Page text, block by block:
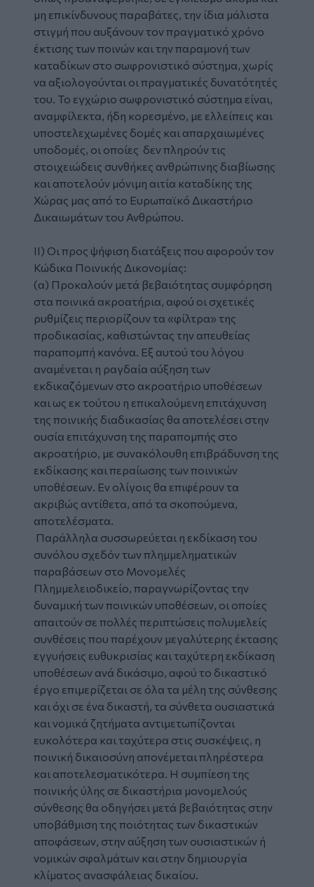
μη επικίνδυνους παραβάτες, την ίδια μάλιστα
στιγμή που αυξάνουν τον πραγματικό χρόνο
έκτισης των ποινών και την παραμονή των
καταδίκων στο σωφρονιστικό σύστημα, χωρίς
να αξιολογούνται οι πραγματικές δυνατότητές
του. Το εγχώριο σωφρονιστικό σύστημα είναι,
αναμφίλεκτα, ήδη κορεσμένο, με ελλείπεις και
υποστελεχωμένες δομές και απαρχαιωμένες
υποδομές, οι οποίες δεν πληρούν τις
στοιχειώδεις συνθήκες ανθρώπινης διαβίωσης
και αποτελούν μόνιμη αιτία καταδίκης της
Χώρας μας από το Ευρωπαϊκό Δικαστήριο
Δικαιωμάτων του Ανθρώπου.
ΙΙ) Οι προς ψήφιση διατάξεις που αφορούν τον
Κώδικα Ποινικής Δικονομίας:
(α) Προκαλούν μετά βεβαιότητας συμφόρηση
στα ποινικά ακροατήρια, αφού οι σχετικές
ρυθμίζεις περιορίζουν τα «φίλτρα» της
προδικασίας, καθιστώντας την απευθείας
παραπομπή κανόνα. Εξ αυτού του λόγου
αναμένεται η ραγδαία αύξηση των
εκδικαζόμενων στο ακροατήριο υποθέσεων
και ως εκ τούτου η επικαλούμενη επιτάχυνση
της ποινικής διαδικασίας θα αποτελέσει στην
ουσία επιτάχυνση της παραπομπής στο
ακροατήριο, με συνακόλουθη επιβράδυνση της
εκδίκασης και περαίωσης των ποινικών
υποθέσεων. Εν ολίγοις θα επιφέρουν τα
ακριβώς αντίθετα, από τα σκοπούμενα,
αποτελέσματα.
Παράλληλα συσσωρεύεται η εκδίκαση του
συνόλου σχεδόν των πλημμεληματικών
παραβάσεων στο Μονομελές
Πλημμελειοδικείο, παραγνωρίζοντας την
δυναμική των ποινικών υποθέσεων, οι οποίες
απαιτούν σε πολλές περιπτώσεις πολυμελείς
συνθέσεις που παρέχουν μεγαλύτερης έκτασης
εγγυήσεις ευθυκρισίας και ταχύτερη εκδίκαση
υποθέσεων ανά δικάσιμο, αφού το δικαστικό
έργο επιμερίζεται σε όλα τα μέλη της σύνθεσης
και όχι σε ένα δικαστή, τα σύνθετα ουσιαστικά
και νομικά ζητήματα αντιμετωπίζονται
ευκολότερα και ταχύτερα στις συσκέψεις, η
ποινική δικαιοσύνη απονέμεται πληρέστερα
και αποτελεσματικότερα. Η συμπίεση της
ποινικής ύλης σε δικαστήρια μονομελούς
σύνθεσης θα οδηγήσει μετά βεβαιότητας στην
υποβάθμιση της ποιότητας των δικαστικών
αποφάσεων, στην αύξηση των ουσιαστικών ή
νομικών σφαλμάτων και στην δημιουργία
κλίματος ανασφάλειας δικαίου.